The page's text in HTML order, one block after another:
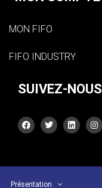
MON FIFO
FIFO INDUSTRY
SUIVEZ-NOUS
Présentation